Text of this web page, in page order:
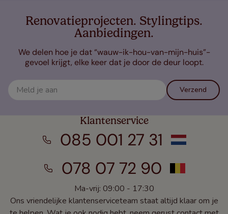
Renovatieprojecten. Stylingtips.
Aanbiedingen.
We delen hoe je dat “wauw-ik-hou-van-mijn-huis”-
gevoel krijgt, elke keer dat je door de deur loopt.
Verzend
Klantenservice
085 001 27 31
078 07 72 90
Ma-vrij: 09:00 - 17:30
Ons vriendelijke klantenserviceteam staat altijd klaar om je